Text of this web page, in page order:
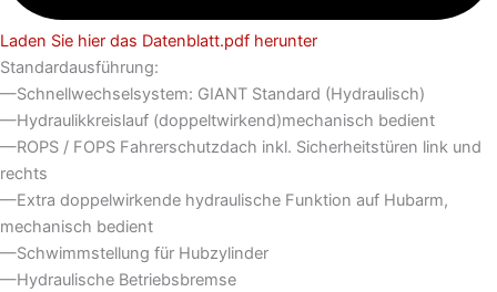
Laden Sie hier das Datenblatt.pdf herunter
Standardausführung:
—Schnellwechselsystem: GIANT Standard (Hydraulisch)
—Hydraulikkreislauf (doppeltwirkend)mechanisch bedient
—ROPS / FOPS Fahrerschutzdach inkl. Sicherheitstüren link und
rechts
—Extra doppelwirkende hydraulische Funktion auf Hubarm,
mechanisch bedient
—Schwimmstellung für Hubzylinder
—Hydraulische Betriebsbremse